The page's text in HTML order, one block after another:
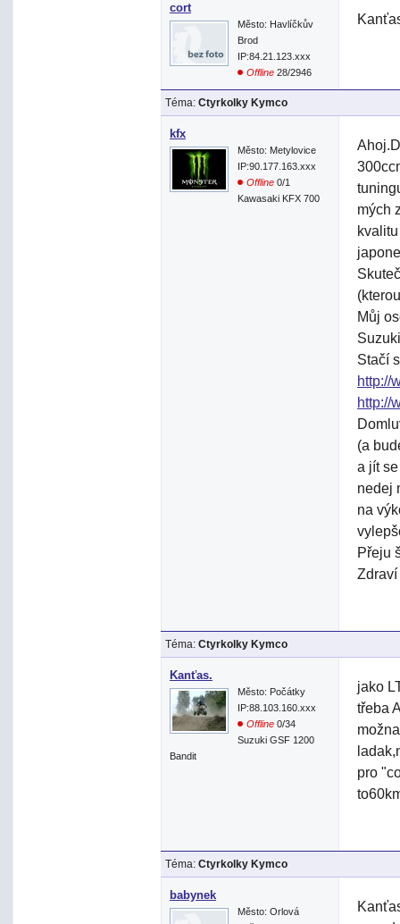
cort
Město: Havlíčkův
Brod
IP:84.21.123.xxx
Offline 28/2946
Téma: Ctyrkolky Kymco
kfx
Město: Metylovice
IP:90.177.163.xxx
Offline 0/1
Kawasaki KFX 700
mých
Můj
Stačí
http://
http://
(a
a jít
nedej
na
Přeju
Téma: Ctyrkolky Kymco
Kanťas.
Město: Počátky
IP:88.103.160.xxx
Offline 0/34
Suzuki GSF 1200
Bandit
jako
třeba
pro
Téma: Ctyrkolky Kymco
babynek
Město: Orlová